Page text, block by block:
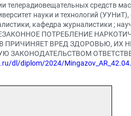
телерадиовещательных средств
науки и технологий
кафедра журналистики ;
ПОТРЕБЛЕНИЕ
ПРИЧИНЯЕТ ВРЕД ЗДОРОВЬЮ, ИХ
ЗАКОНОДАТЕЛЬСТВОМ
dl/diplom/2024/